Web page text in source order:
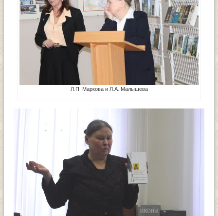
Л.П. Маркова и Л.А. Малышева